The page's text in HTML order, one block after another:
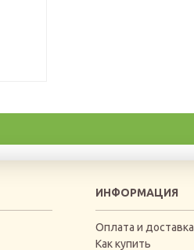
ИНФОРМАЦИЯ
Оплата и доставка
Как купить